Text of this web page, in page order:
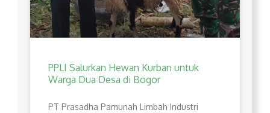
PPLI Salurkan Hewan Kurban untuk
Warga Dua Desa di Bogor
PT Prasadha Pamunah Limbah Industri